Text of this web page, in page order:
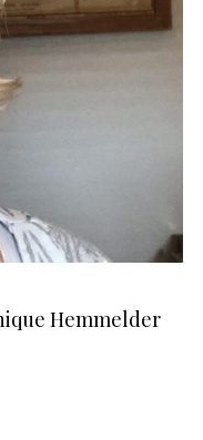
Hemmelder